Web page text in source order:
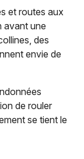
et routes aux
avant une
des
envie de
de rouler
se tient le